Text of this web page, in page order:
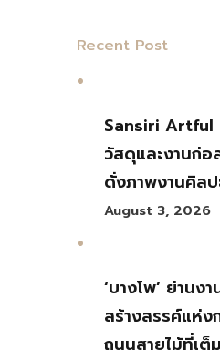
Recent Post
Sansiri Artful
วัสดุและงานก่
ดั่งภาพงานศิลป
August 3, 2026
‘บางโพ’ ย่านง
สร้างสรรค์แห่
ถนนสายไม้ที่เต็